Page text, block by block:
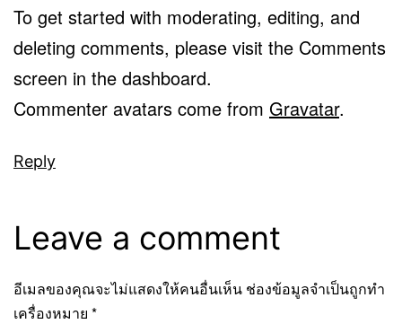
To get started with moderating, editing, and
deleting comments, please visit the Comments
screen in the dashboard.
Commenter avatars come from Gravatar.
Reply
Leave a comment
อีเมลของคุณจะไม่แสดงให้คนอื่นเห็น ช่องข้อมูลจำเป็นถูกทำ
เครื่องหมาย *